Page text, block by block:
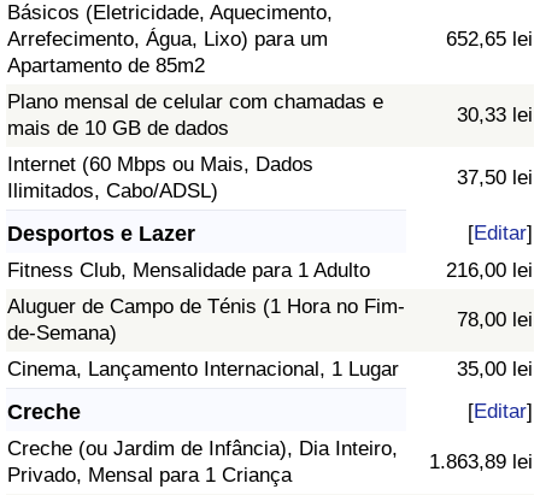
Básicos (Eletricidade, Aquecimento,
Arrefecimento, Água, Lixo) para um
Apartamento de 85m2
652,65 lei
Plano mensal de celular com chamadas e
mais de 10 GB de dados
30,33 lei
Internet (60 Mbps ou Mais, Dados
Ilimitados, Cabo/ADSL)
37,50 lei
Desportos e Lazer [Editar]
Fitness Club, Mensalidade para 1 Adulto
216,00 lei
Aluguer de Campo de Ténis (1 Hora no Fim-
de-Semana)
78,00 lei
Cinema, Lançamento Internacional, 1 Lugar 35,00 lei
Creche [Editar]
Creche (ou Jardim de Infância), Dia Inteiro,
Privado, Mensal para 1 Criança
1.863,89 lei